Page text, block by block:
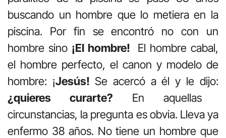
buscando un hombre que lo metiera en la
piscina. Por fin se encontró no con un
hombre sino ¡El hombre! El hombre cabal,
el hombre perfecto, el canon y modelo de
hombre: ¡Jesús! Se acercó a él y le dijo:
¿quieres curarte? En aquellas
circunstancias, la pregunta es obvia. Lleva ya
enfermo 38 años. No tiene un hombre que